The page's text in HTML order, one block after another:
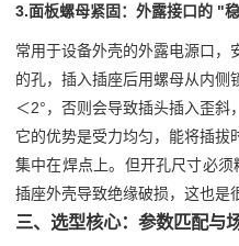
3.面板螺母紧固：外露接口的 "
常用于设备外壳的外露电源口，
的孔，插入插座后用螺母从内侧
＜2°，否则会导致插头插入歪斜
它的优势是受力均匀，能将插拔
集中在焊点上。但开孔尺寸必
插座外壳导致绝缘破损，这也是
三、选型核心：参数匹配与